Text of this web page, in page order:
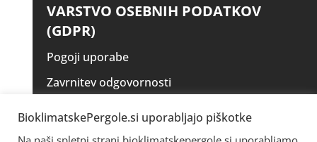
VARSTVO OSEBNIH PODATKOV
(GDPR)
Pogoji uporabe
Zavrnitev odgovornosti
Piškotki – Cookies
BioklimatskePergole.si uporabljajo piškotke